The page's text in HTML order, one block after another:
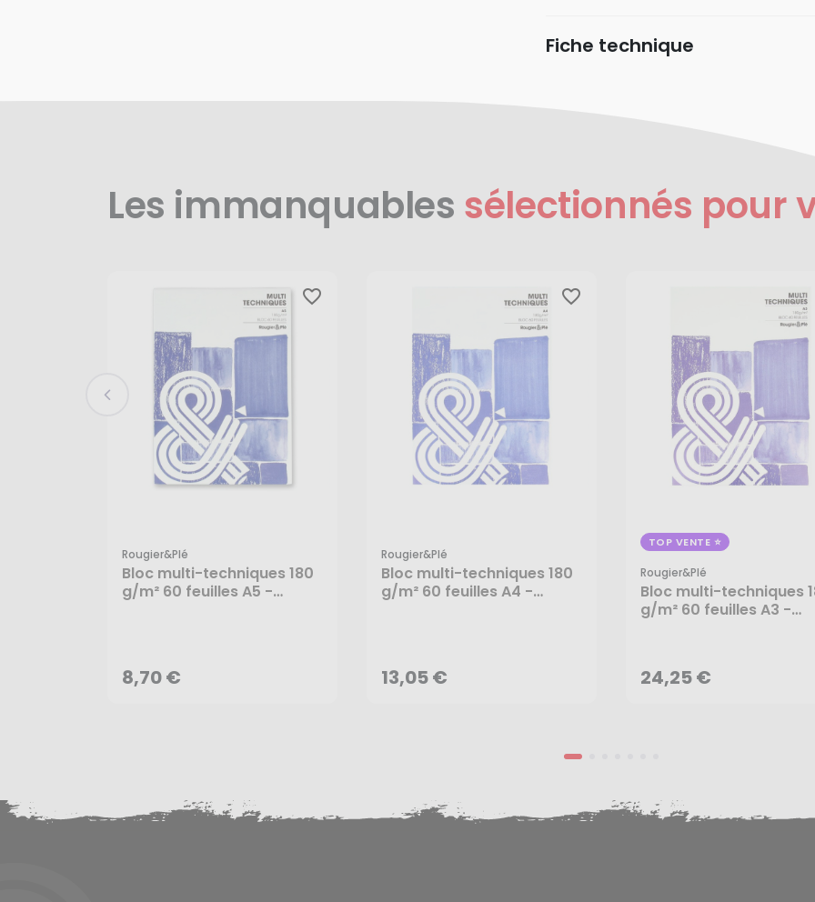
Fiche technique
Les immanquables sélectionnés pour
favorite_border
Rougier&plé
Bloc multi-techniques 180
g/m² 60 feuilles A5 -
8,70 €AJOUTER AU PANIER
favorite_border
Rougier&plé
Bloc multi-techniques 180
g/m² 60 feuilles A4 -
13,05 €AJOUTER AU PANIER
TOP VENTE
Rougier&plé
Bloc multi-techniques
g/m² 60 feuilles A3 -
24,25 €
24,25 €
AJOUTER AU PANIER